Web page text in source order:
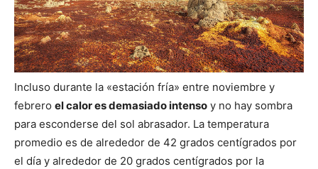
Incluso durante la «estación fría» entre noviembre y
febrero el calor es demasiado intenso y no hay sombra
para esconderse del sol abrasador. La temperatura
promedio es de alrededor de 42 grados centígrados por
el día y alrededor de 20 grados centígrados por la